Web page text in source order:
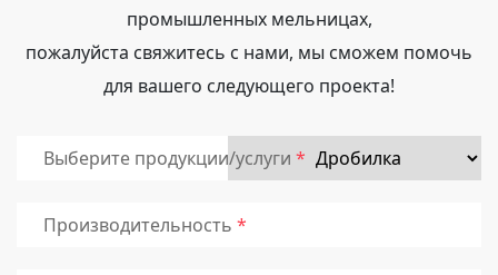
промышленных мельницах,
пожалуйста свяжитесь с нами, мы сможем помочь
для вашего следующего проекта!
Выберите продукции/услуги
Производительность